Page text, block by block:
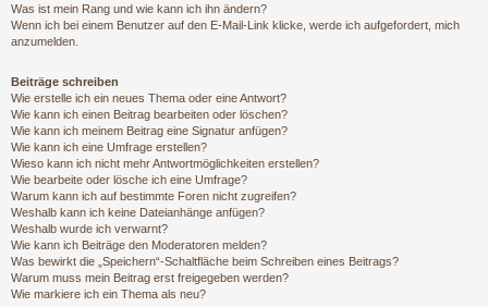
Was ist mein Rang und wie kann ich ihn ändern?
Wenn ich bei einem Benutzer auf den E-Mail-Link klicke, werde ich aufgefordert, mich
anzumelden.
Beiträge schreiben
Wie erstelle ich ein neues Thema oder eine Antwort?
Wie kann ich einen Beitrag bearbeiten oder löschen?
Wie kann ich meinem Beitrag eine Signatur anfügen?
Wie kann ich eine Umfrage erstellen?
Wieso kann ich nicht mehr Antwortmöglichkeiten erstellen?
Wie bearbeite oder lösche ich eine Umfrage?
Warum kann ich auf bestimmte Foren nicht zugreifen?
Weshalb kann ich keine Dateianhänge anfügen?
Weshalb wurde ich verwarnt?
Wie kann ich Beiträge den Moderatoren melden?
Was bewirkt die „Speichern“-Schaltfläche beim Schreiben eines Beitrags?
Warum muss mein Beitrag erst freigegeben werden?
Wie markiere ich ein Thema als neu?